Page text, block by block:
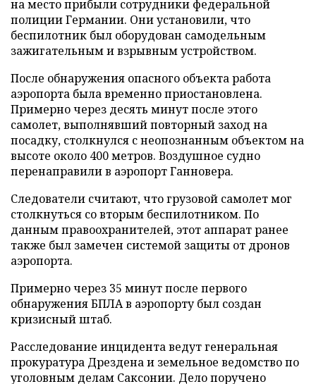
на место прибыли сотрудники федеральной
полиции Германии. Они установили, что
беспилотник был оборудован самодельным
зажигательным и взрывным устройством.
После обнаружения опасного объекта работа
аэропорта была временно приостановлена.
Примерно через десять минут после этого
самолет, выполнявший повторный заход на
посадку, столкнулся с неопознанным объектом на
высоте около 400 метров. Воздушное судно
перенаправили в аэропорт Ганновера.
Следователи считают, что грузовой самолет мог
столкнуться со вторым беспилотником. По
данным правоохранителей, этот аппарат ранее
также был замечен системой защиты от дронов
аэропорта.
Примерно через 35 минут после первого
обнаружения БПЛА в аэропорту был создан
кризисный штаб.
Расследование инцидента ведут генеральная
прокуратура Дрездена и земельное ведомство по
уголовным делам Саксонии. Дело поручено